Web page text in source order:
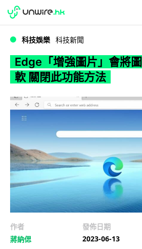
WWDC 2026
科技娛樂 科技新聞
Edge「增強圖片」會將
軟 關閉此功能方法
作者
蔣納偲
發佈日期
2023-06-13